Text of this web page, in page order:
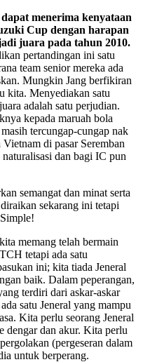
menerima kenyataan
Cup dengan harapan
juara pada tahun 2010.
pertandingan ini satu
team senior mereka ada
Mungkin Jang berfikiran
kita. Menyediakan satu
adalah satu perjudian.
kepada maruah bola
tercungap-cungap nak
di pasar Seremban
dan bagi IC pun
semangat dan minat serta
sekarang ini tetapi
memang telah bermain
tetapi ada satu
ini; kita tiada Jeneral
baik. Dalam peperangan,
terdiri dari askar-askar
satu Jeneral yang mampu
Kita perlu seorang Jeneral
dengar dan akur. Kita perlu
(pergeseran dalam
untuk berperang.